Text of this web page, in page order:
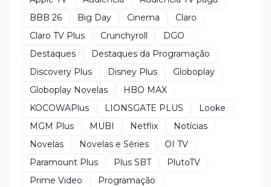
BBB 26
Big Day Cinema
Claro
Claro TV Plus
Crunchyroll
DGO
Destaques
Destaques da Programação
Discovery Plus
Disney Plus
Globoplay
Globoplay Novelas
HBO MAX
KOCOWAPlus
LIONSGATE PLUS
Looke
MGM Plus
MUBI Netflix
Notícias
Novelas
Novelas e Séries
OI TV
Paramount Plus
Plus SBT
PlutoTV
Prime Video
Programação